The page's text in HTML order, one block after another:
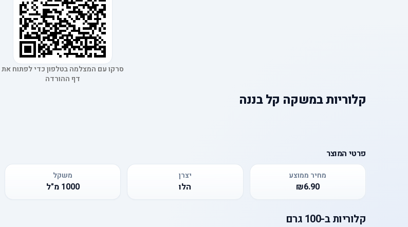
סרקו עם המצלמה בטלפון כדי לפתוח את
דף ההורדה
קלוריותבמשקה קל בננה
פרטי המוצר
מחיר ממוצע
₪6.90
יצרן
הלו
משקל
1000 מ"ל
קלוריותב-100 גרם